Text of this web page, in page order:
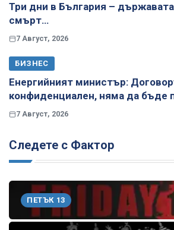
Три дни в България –
смърт…
7 Август, 2026
БИЗНЕС
Енергийният министър:
конфиденциален, няма да бъде
7 Август, 2026
Следете с Фактор
ПЕТЪК 13